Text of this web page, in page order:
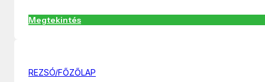
Megtekintés
REZSÓ/FŐZŐLAP